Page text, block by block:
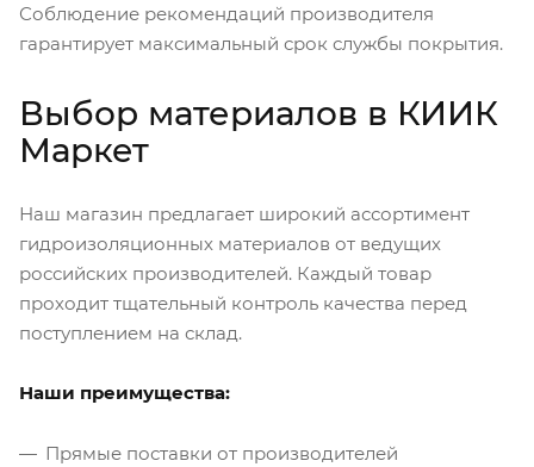
Соблюдение рекомендаций производителя
гарантирует максимальный срок службы покрытия.
Выбор материалов в КИИК
Маркет
Наш магазин предлагает широкий ассортимент
гидроизоляционных материалов от ведущих
российских производителей. Каждый товар
проходит тщательный контроль качества перед
поступлением на склад.
Наши преимущества:
Прямые поставки от производителей